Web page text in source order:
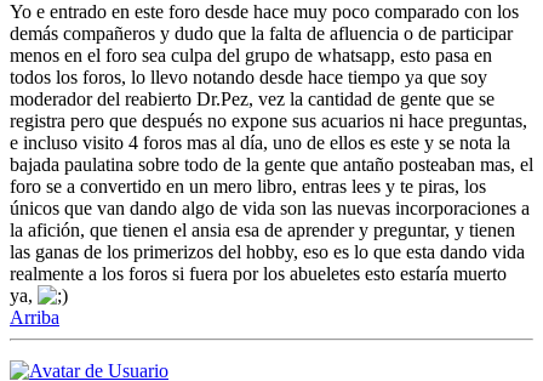
Yo e entrado en este foro desde hace muy poco comparado con los
demás compañeros y dudo que la falta de afluencia o de participar
menos en el foro sea culpa del grupo de whatsapp, esto pasa en
todos los foros, lo llevo notando desde hace tiempo ya que soy
moderador del reabierto Dr.Pez, vez la cantidad de gente que se
registra pero que después no expone sus acuarios ni hace preguntas,
e incluso visito 4 foros mas al día, uno de ellos es este y se nota la
bajada paulatina sobre todo de la gente que antaño posteaban mas, el
foro se a convertido en un mero libro, entras lees y te piras, los
únicos que van dando algo de vida son las nuevas incorporaciones a
la afición, que tienen el ansia esa de aprender y preguntar, y tienen
las ganas de los primerizos del hobby, eso es lo que esta dando vida
realmente a los foros si fuera por los abueletes esto estaría muerto
ya,
Arriba